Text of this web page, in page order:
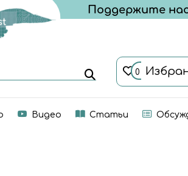
0
Видео Статьи